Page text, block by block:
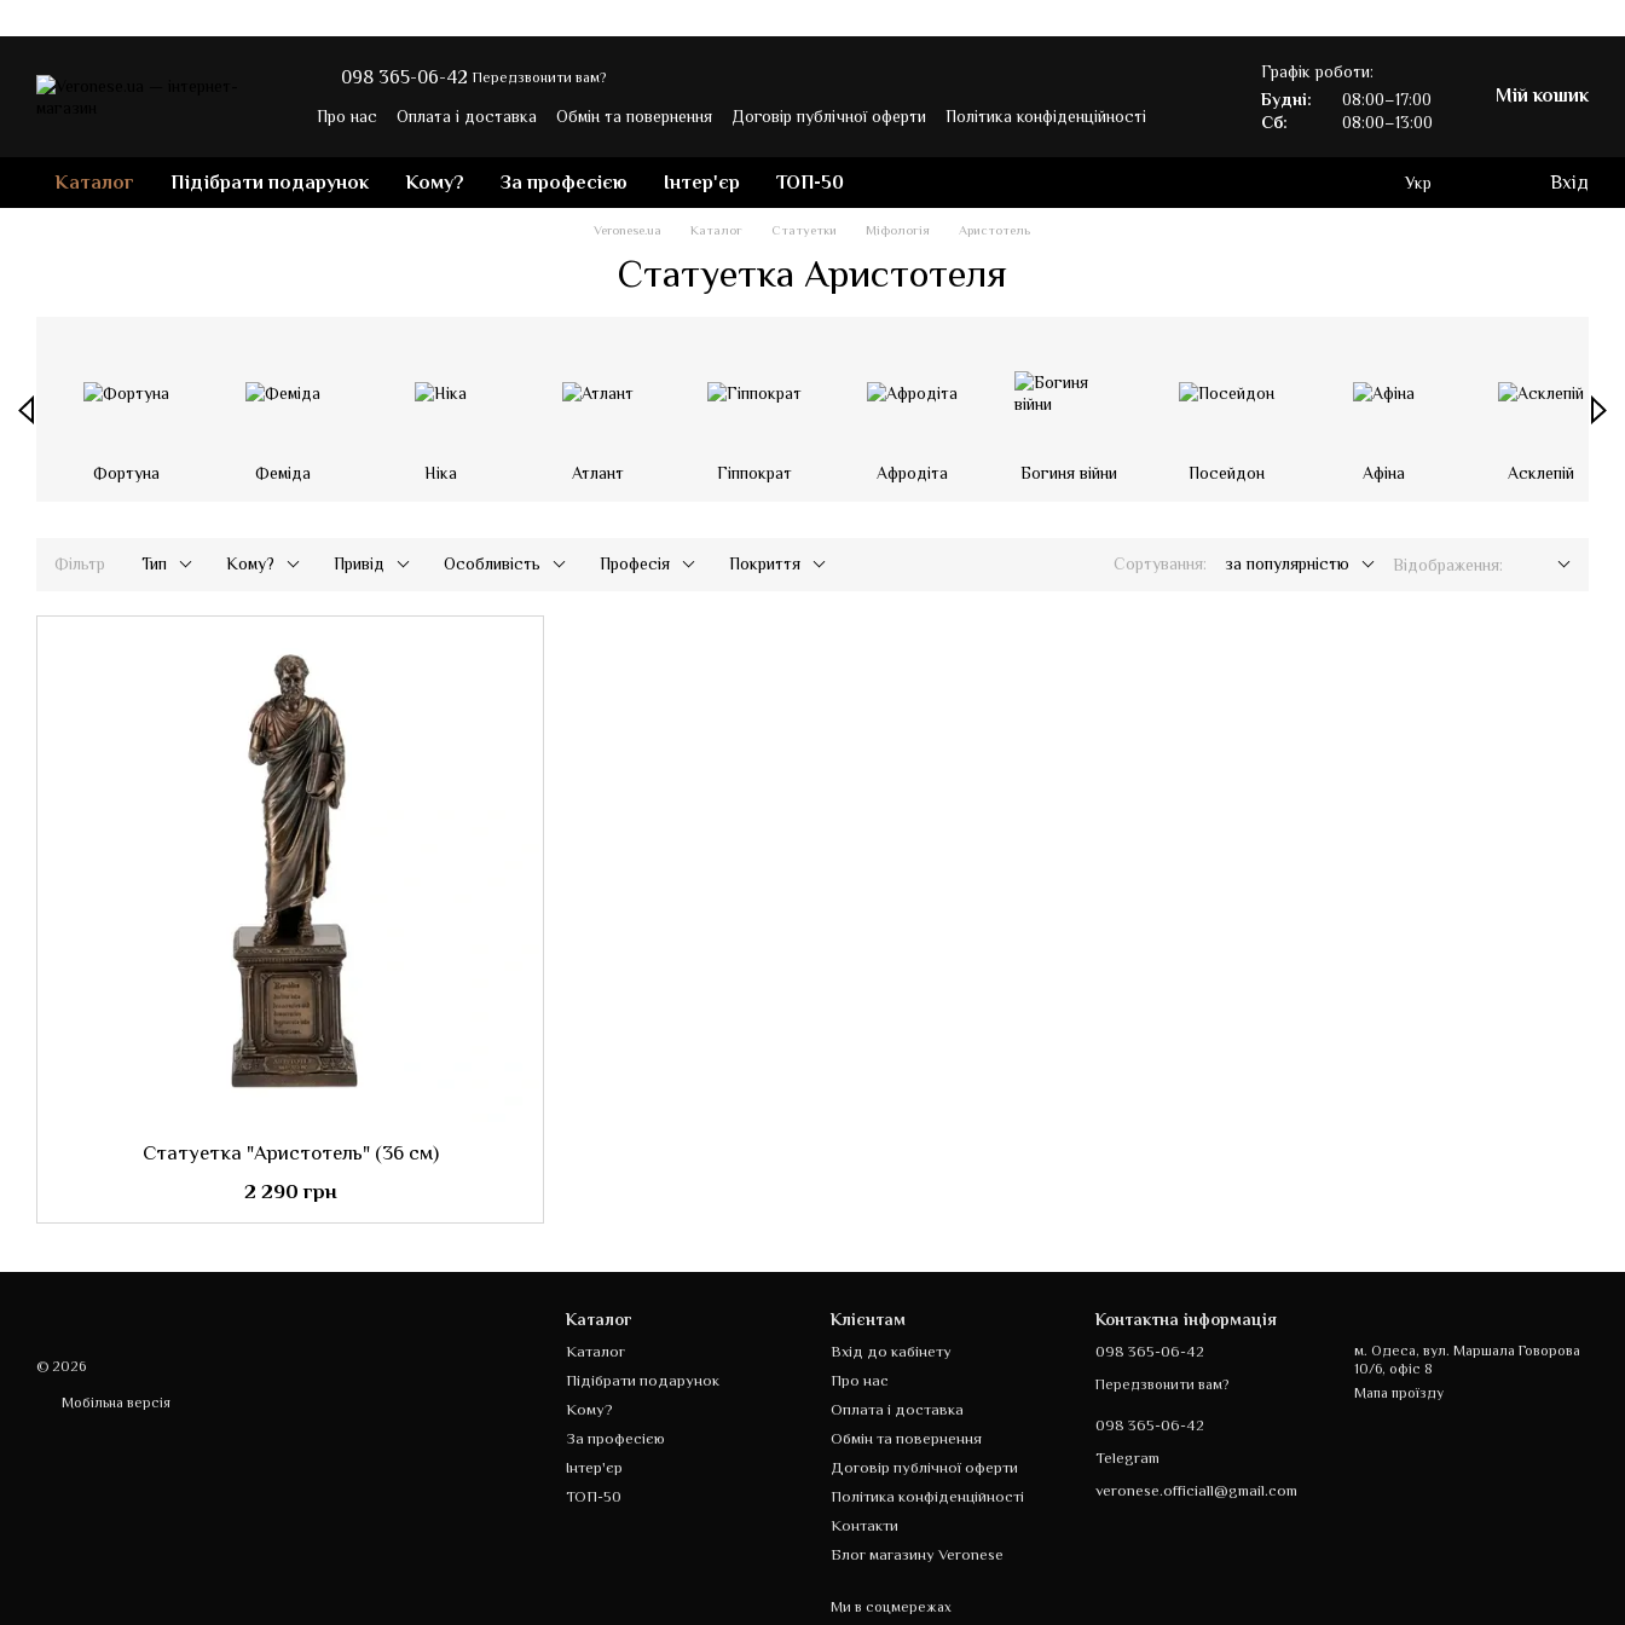
098 365-06-42 Передзвонити вам?
Про нас Оплата і доставка Обмін та повернення Договір публічної оферти
Політика конфіденційності
Графік роботи:
Будні:
08:00–17:00
Сб:
08:00–13:00
Мій кошик
Каталог Підібрати подарунок Кому? За професією Інтер'єр ТОП-50 Укр Вхід
Veronese.ua Каталог Статуетки Міфологія Аристотель
Статуетка Аристотеля
Фортуна Феміда Ніка Атлант Гіппократ Афродіта Богиня війни Посейдон Афіна Асклепій
Фільтр Тип Кому? Привід Особливість Професія Покриття Сортування: за популярністю Відображення:
Статуетка "Аристотель" (36 см)
2 290 грн
© 2026
Мобільна версія
Каталог
Каталог
Підібрати подарунок
Кому?
За професією
Інтер'єр
ТОП-50
Клієнтам
Вхід до кабінету
Про нас
Оплата і доставка
Обмін та повернення
Договір публічної оферти
Політика конфіденційності
Контакти
Блог магазину Veronese
Ми в соцмережах
Контактна інформація
098 365-06-42
Передзвонити вам?
098 365-06-42
Telegram
veronese.officiall@gmail.com
м. Одеса, вул. Маршала Говорова
10/6, офіс 8
Мапа проїзду